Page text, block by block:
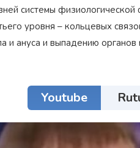
системы
уровня – кольцевых
и ануса и выпадению органов
Youtube